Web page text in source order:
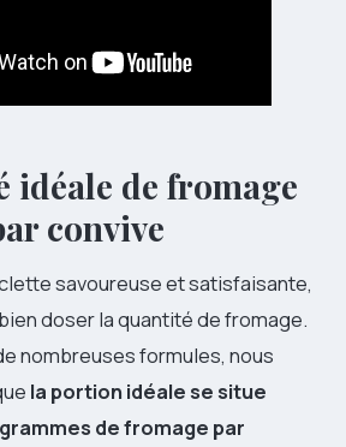
idéale de fromage
convive
savoureuse et satisfaisante,
doser la quantité de fromage.
nombreuses formules, nous
la portion idéale se situe
de fromage par